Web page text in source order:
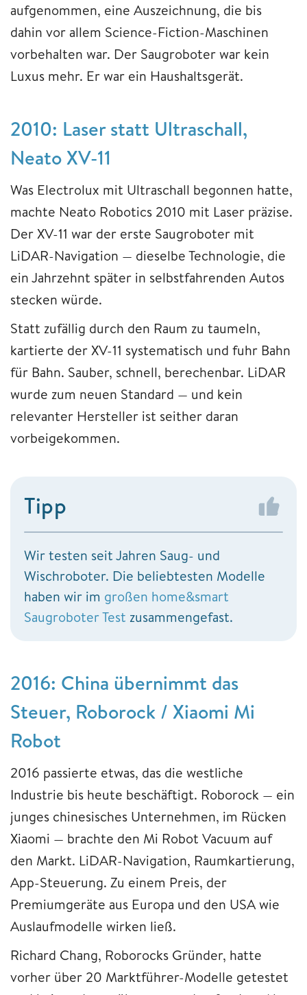
aufgenommen, eine Auszeichnung, die bis
dahin vor allem Science-Fiction-Maschinen
vorbehalten war. Der Saugroboter war kein
Luxus mehr. Er war ein Haushaltsgerät.
2010: Laser statt Ultraschall,
Neato XV-11
Was Electrolux mit Ultraschall begonnen hatte,
machte Neato Robotics 2010 mit Laser präzise.
Der XV-11 war der erste Saugroboter mit
LiDAR-Navigation — dieselbe Technologie, die
ein Jahrzehnt später in selbstfahrenden Autos
stecken würde.
Statt zufällig durch den Raum zu taumeln,
kartierte der XV-11 systematisch und fuhr Bahn
für Bahn. Sauber, schnell, berechenbar. LiDAR
wurde zum neuen Standard — und kein
relevanter Hersteller ist seither daran
vorbeigekommen.
Tipp
Wir testen seit Jahren Saug- und
Wischroboter. Die beliebtesten Modelle
haben wir im großen home&smart
Saugroboter Test zusammengefast.
2016: China übernimmt das
Steuer, Roborock / Xiaomi Mi
Robot
2016 passierte etwas, das die westliche
Industrie bis heute beschäftigt. Roborock — ein
junges chinesisches Unternehmen, im Rücken
Xiaomi — brachte den Mi Robot Vacuum auf
den Markt. LiDAR-Navigation, Raumkartierung,
App-Steuerung. Zu einem Preis, der
Premiumgeräte aus Europa und den USA wie
Auslaufmodelle wirken ließ.
Richard Chang, Roborocks Gründer, hatte
vorher über 20 Marktführer-Modelle getestet